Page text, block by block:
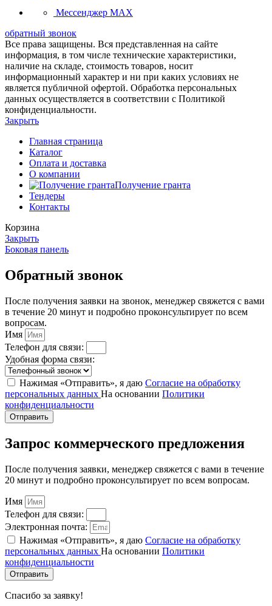
Мессенджер MAX
обратный звонок
Все права защищены. Вся представленная на сайте
информация, в том числе технические характеристики,
наличие на складе, стоимость товаров, носит
информационный характер и ни при каких условиях не
является публичной офертой. Обработка персональных
данных осуществляется в соответствии с Политикой
конфиденциальности.
Закрыть
Главная страница
Каталог
Оплата и доставка
О компании
Получение гранта
Тендеры
Контакты
Корзина
Закрыть
Боковая панель
Обратный звонок
После получения заявки на звонок, менеджер свяжется с вами
в течение 20 минут и подробно проконсультирует по всем
вопросам.
Имя
Телефон для связи:
Удобная форма связи:
Нажимая «Отправить», я даю Согласие на обработку
персональных данных На основании Политики
конфиденциальности
Отправить
Запрос коммерческого предложения
После получения заявки, менеджер свяжется с вами в течение
20 минут и подробно проконсультирует по всем вопросам.
Имя
Телефон для связи:
Электронная почта:
Нажимая «Отправить», я даю Согласие на обработку
персональных данных На основании Политики
конфиденциальности
Отправить
Спасибо за заявку!